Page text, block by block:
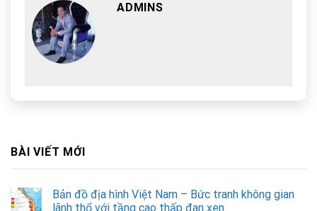
ADMINS
BÀI VIẾT MỚI
Bản đồ địa hình Việt Nam – Bức tranh không gian
lãnh thổ với tầng cao thấp đan xen